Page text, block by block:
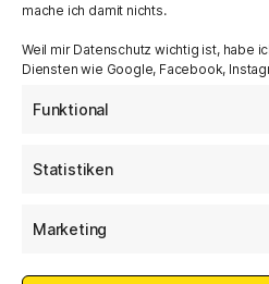
mache ich damit nichts.
Weil mir Datenschutz wichtig ist, habe
Diensten wie Google, Facebook,
Funktional
Statistiken
Marketing
MIT